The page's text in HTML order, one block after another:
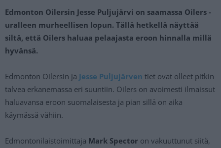
Edmonton Oilersin Jesse Puljujärvi on saamassa Oilers -
uralleen murheellisen lopun. Tällä hetkellä näyttää
siltä, että Oilers haluaa pelaajasta eroon hinnalla millä
hyvänsä.
Edmonton Oilersin ja Jesse Puljujärven tiet ovat olleet pitkin
talvea erkanemassa eri suuntiin. Oilers on avoimesti ilmaissut
haluavansa eroon suomalaisesta ja pian sillä on aika
käymässä vähiin.
Edmontonilaistoimittaja Mark Spector on vakuuttunut siitä,